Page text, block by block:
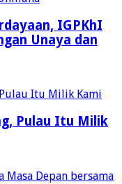
IGPKhI
Unaya dan
Pulau Itu Milik